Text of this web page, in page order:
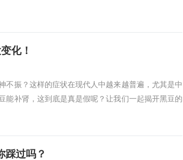
化！
不振？这样的症状在现代人中越来越普遍，尤其是中
能补肾，这到底是真是假呢？让我们一起揭开黑豆的
踩过吗？